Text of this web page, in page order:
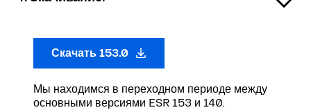
Скачать 153.0
Мы находимся в переходном периоде между
основными версиями ESR 153 и 140.